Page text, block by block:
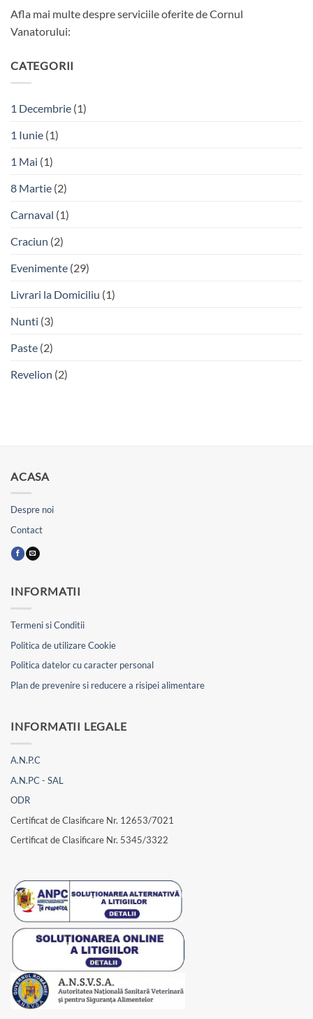
Afla mai multe despre serviciile oferite de Cornul
Vanatorului:
CATEGORII
1 Decembrie (1)
1 Iunie (1)
1 Mai (1)
8 Martie (2)
Carnaval (1)
Craciun (2)
Evenimente (29)
Livrari la Domiciliu (1)
Nunti (3)
Paste (2)
Revelion (2)
ACASA
Despre noi
Contact
INFORMATII
Termeni si Conditii
Politica de utilizare Cookie
Politica datelor cu caracter personal
Plan de prevenire si reducere a risipei alimentare
INFORMATII LEGALE
A.N.P.C
A.N.PC - SAL
ODR
Certificat de Clasificare Nr. 12653/7021
Certificat de Clasificare Nr. 5345/3322